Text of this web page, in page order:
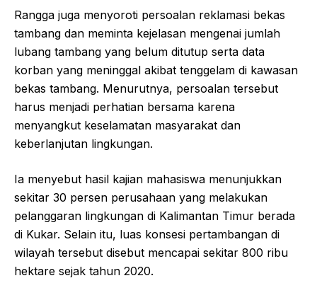
Rangga juga menyoroti persoalan reklamasi bekas
tambang dan meminta kejelasan mengenai jumlah
lubang tambang yang belum ditutup serta data
korban yang meninggal akibat tenggelam di kawasan
bekas tambang. Menurutnya, persoalan tersebut
harus menjadi perhatian bersama karena
menyangkut keselamatan masyarakat dan
keberlanjutan lingkungan.
Ia menyebut hasil kajian mahasiswa menunjukkan
sekitar 30 persen perusahaan yang melakukan
pelanggaran lingkungan di Kalimantan Timur berada
di Kukar. Selain itu, luas konsesi pertambangan di
wilayah tersebut disebut mencapai sekitar 800 ribu
hektare sejak tahun 2020.